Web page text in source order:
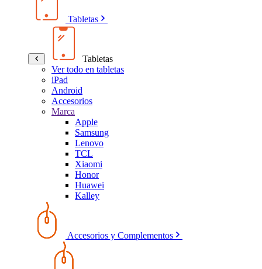
Tabletas
Tabletas
Ver todo en tabletas
iPad
Android
Accesorios
Marca
Apple
Samsung
Lenovo
TCL
Xiaomi
Honor
Huawei
Kalley
Accesorios y Complementos